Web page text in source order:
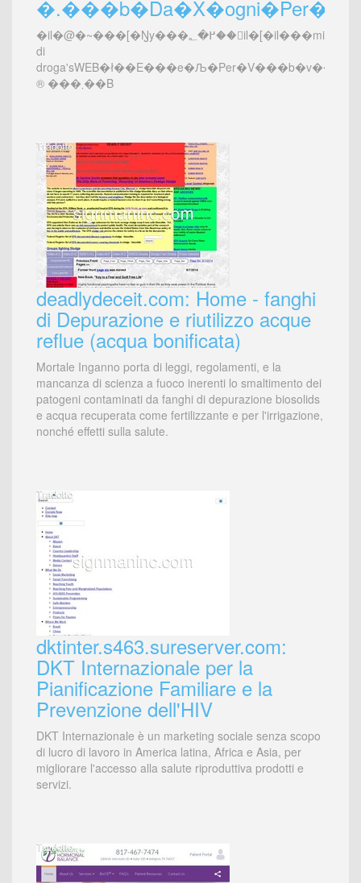
�il�@�~���[�Ŋy���߂�؂��񃂃il�[�il���mio���In�u�^�Da�b�In���V���b�v��negozio
di
® ���܂��B
deadlydeceit.com: Home - fanghi
di Depurazione e riutilizzo acque
reflue (acqua bonificata)
Mortale Inganno porta di leggi, regolamenti, e la
mancanza di scienza a fuoco inerenti lo smaltimento dei
patogeni contaminati da fanghi di depurazione biosolids
e acqua recuperata come fertilizzante e per l'irrigazione,
nonché effetti sulla salute.
dktinter.s463.sureserver.com:
DKT Internazionale per la
Pianificazione Familiare e la
Prevenzione dell'HIV
DKT Internazionale è un marketing sociale senza scopo
di lucro di lavoro in America latina, Africa e Asia, per
migliorare l'accesso alla salute riproduttiva prodotti e
servizi.